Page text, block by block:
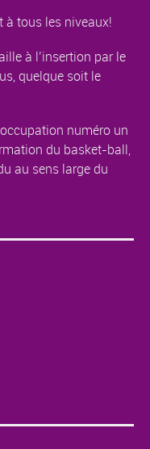
à tous les niveaux!
à l’insertion par le
quelque soit le
numéro un
du basket-ball,
au sens large du